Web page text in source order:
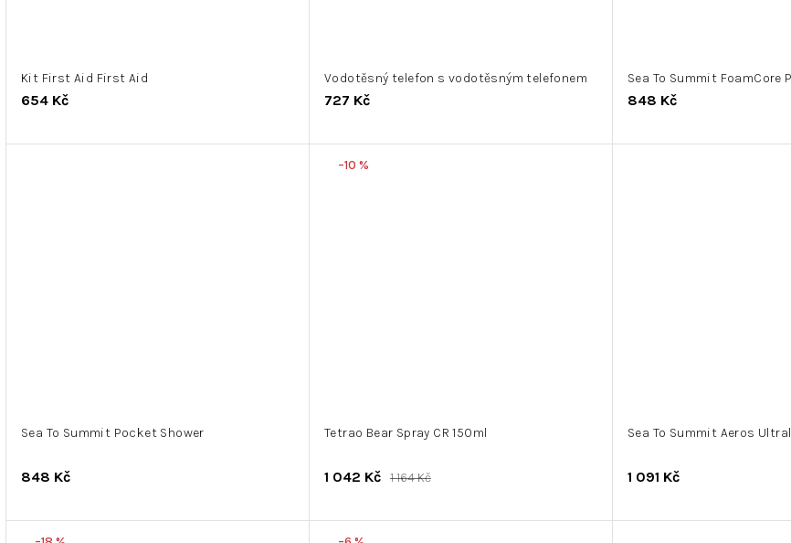
Kit First Aid First Aid
654 Kč
Vodotěsný telefon s vodotěsným telefonem
727 Kč
Sea To Summit FoamCore
848 Kč
Sea To Summit Pocket Shower
848 Kč
–10 %
Tetrao Bear Spray CR 150ml
1 042 Kč 1 164 Kč
Sea To Summit Aeros
1 091 Kč